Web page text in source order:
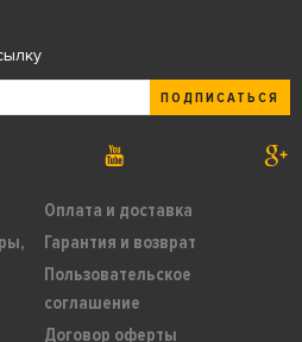
Оплата и доставка
Гарантия и возврат
Пользовательское
соглашение
Договор оферты
ПОДПИСАТЬСЯ